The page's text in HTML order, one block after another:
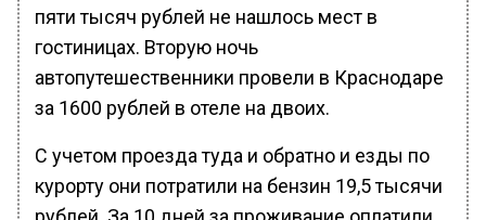
пяти тысяч рублей не нашлось мест в
гостиницах. Вторую ночь
автопутешественники провели в Краснодаре
за 1600 рублей в отеле на двоих.
С учетом проезда туда и обратно и езды по
курорту они потратили на бензин 19,5 тысячи